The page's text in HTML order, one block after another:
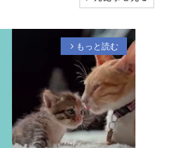
arrow_forward_ios もっと読む